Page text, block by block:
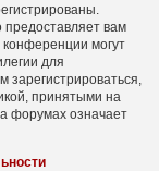
предоставляет вам
могут
для
принятыми на
форумах означает